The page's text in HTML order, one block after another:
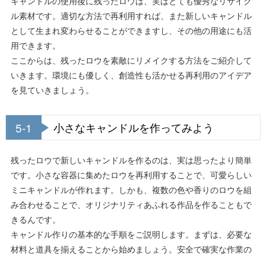
ル素材です。適切な方法で再利用すれば、また新しいキャンドル
として生まれ変わらせることができますし、その他の用途にも活
用できます。
ここからは、残ったロウを素敵にリメイクする方法をご紹介して
いきます。環境にも優しく、創造性も活かせる再利用のアイデア
を見ていきましょう。
5-1 小さなキャンドルを作ってみよう
残ったロウで新しいキャンドルを作るのは、実は思ったより簡単
です。小さな容器に集めたロウを再利用することで、可愛らしい
ミニキャンドルが作れます。しかも、複数の色や香りのロウを組
み合わせることで、オリジナリティあふれる作品を作ることもで
きるんです。
キャンドル作りの基本的な手順をご説明します。まずは、必要な
材料と道具を揃えることから始めましょう。安全で確実な作業の